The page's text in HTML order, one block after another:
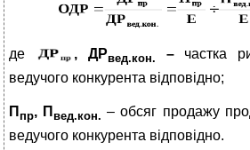
де , ДРвед.кон. – частка
ведучого конкурента відповідно;
П пр, Пвед.кон.– обсяг продажу
ведучого конкурента відповідно.